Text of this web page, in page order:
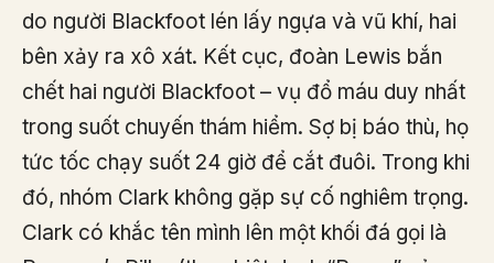
do người Blackfoot lén lấy ngựa và vũ khí, hai
bên xảy ra xô xát. Kết cục, đoàn Lewis bắn
chết hai người Blackfoot – vụ đổ máu duy nhất
trong suốt chuyến thám hiểm. Sợ bị báo thù, họ
tức tốc chạy suốt 24 giờ để cắt đuôi. Trong khi
đó, nhóm Clark không gặp sự cố nghiêm trọng.
Clark có khắc tên mình lên một khối đá gọi là